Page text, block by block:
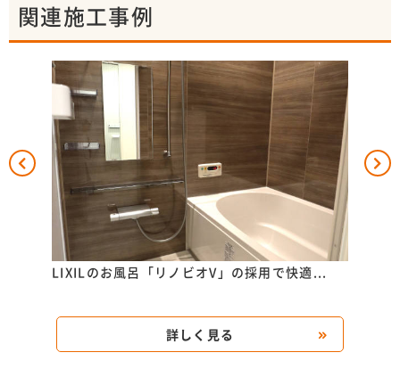
関連施工事例
LIXILのお風呂「リノビオV」の採用で快適...
詳しく見る